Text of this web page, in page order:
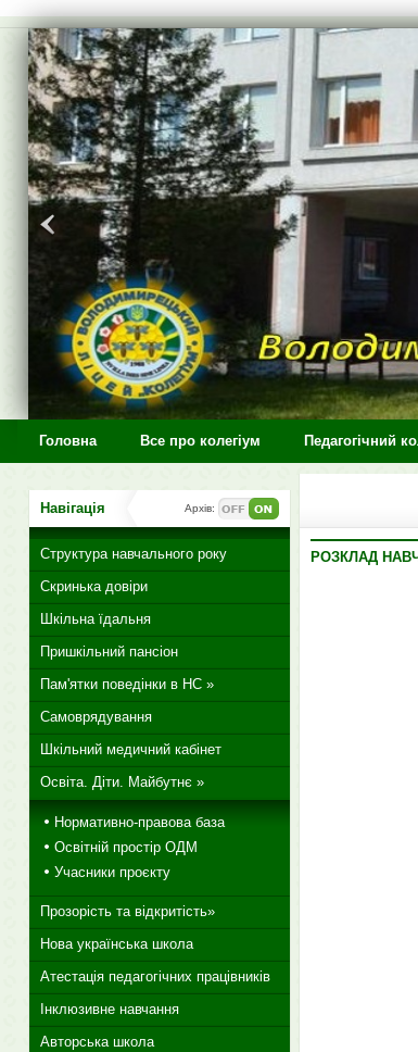
>
Головна Все про колегіум Педагогічний
РОЗКЛАД
Навігація Архів:
Структура навчального року
Скринька довіри
Шкільна їдальня
Пришкільний пансіон
Пам'ятки поведінки в НС »
Самоврядування
Шкільний медичний кабінет
Освіта. Діти. Майбутнє »
Нормативно-правова база
Освітній простір ОДМ
Учасники проєкту
Прозорість та відкритість»
Нова українська школа
Атестація педагогічних працівників
Інклюзивне навчання
Авторська школа